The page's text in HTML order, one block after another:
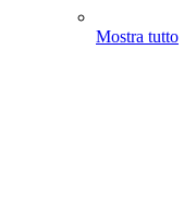
Mostra tutto